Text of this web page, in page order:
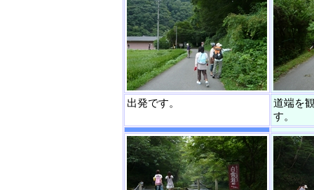
出発です。
道端を
す。